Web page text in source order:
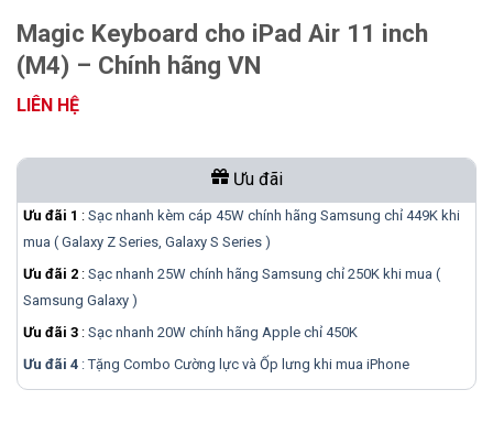
Magic Keyboard cho iPad Air 11 inch
(M4) – Chính hãng VN
LIÊN HỆ
Ưu đãi
Ưu đãi 1 : Sạc nhanh kèm cáp 45W chính hãng Samsung chỉ 449K khi
mua ( Galaxy Z Series, Galaxy S Series )
Ưu đãi 2 : Sạc nhanh 25W chính hãng Samsung chỉ 250K khi mua (
Samsung Galaxy )
Ưu đãi 3 : Sạc nhanh 20W chính hãng Apple chỉ 450K
Ưu đãi 4 : Tặng Combo Cường lực và Ốp lưng khi mua iPhone